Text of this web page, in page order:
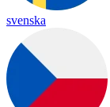
svenska